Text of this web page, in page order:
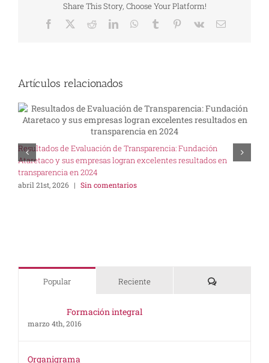
Share This Story, Choose Your Platform!
Facebook RedditLinkedInWhatsApp
Tumblr Pinterest
Vk
Correo
Artículos relacionados
Resultados de Evaluación de Transparencia: Fundación
Ataretaco y sus empresas logran excelentes resultados en
transparencia en 2024
abril 21st, 2026 | Sin comentarios
Popular Reciente Comentarios
Formación integral
marzo 4th, 2016
Organigrama